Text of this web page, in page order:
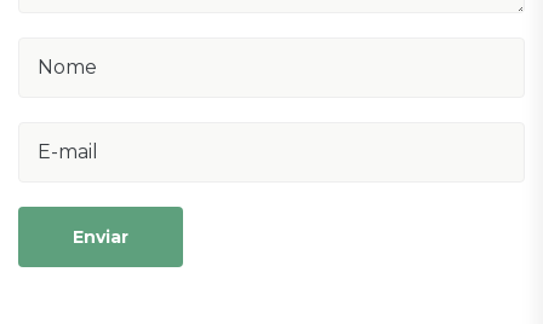
Enviar